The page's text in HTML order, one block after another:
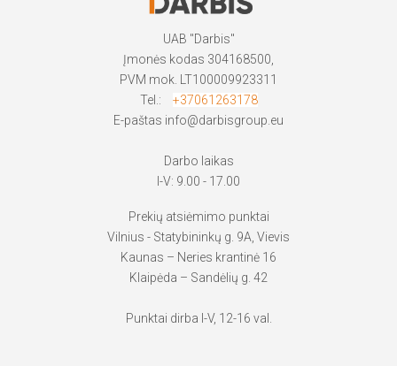
UAB "Darbis"
Įmonės kodas 304168500,
PVM mok. LT100009923311
Tel.:
+37061263178
E-paštas info@darbisgroup.eu
Darbo laikas
I-V: 9.00 - 17.00
Prekių atsiėmimo punktai
Vilnius - Statybininkų g. 9A, Vievis
Kaunas – Neries krantinė 16
Klaipėda – Sandėlių g. 42
Punktai dirba I-V, 12-16 val.